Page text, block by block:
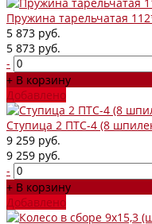
Пружина тарельчатая
5 873 руб.
5 873 руб.
-
+ В корзину
Добавлено
Ступица 2 ПТС-4 (8
9 259 руб.
9 259 руб.
-
+ В корзину
Добавлено